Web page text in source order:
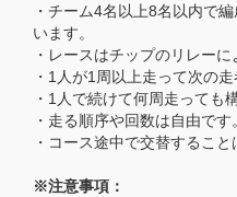
・チーム4名以上8名以内で
います。
・レースはチップのリレーに
・1人が1周以上走って次の走
・1人で続けて何周走っても
・走る順序や回数は自由です。
・コース途中で交替すること
※注意事項：